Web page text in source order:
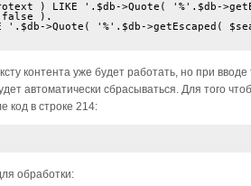
) LIKE '.$db->Quote( '%'.$db-
false ).
'.$db->Quote( '%'.$db->getEscaped(
контента уже будет работать, но при вводе
автоматически сбрасываться. Для того
код в строке 214:
обработки: